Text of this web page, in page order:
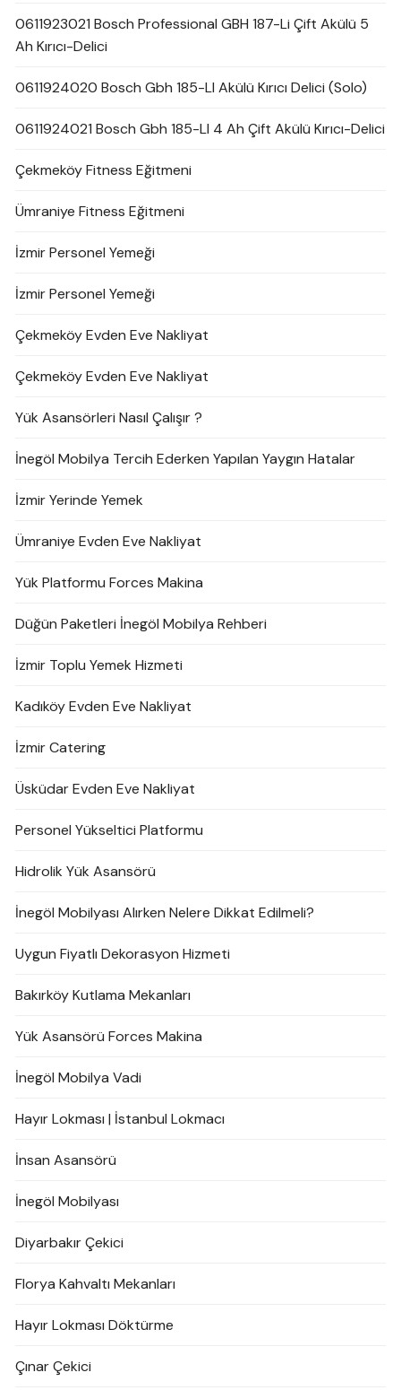
0611923021 Bosch Professional GBH 187-Li Çift Akülü 5
Ah Kırıcı-Delici
0611924020 Bosch Gbh 185-LI Akülü Kırıcı Delici (Solo)
0611924021 Bosch Gbh 185-LI 4 Ah Çift Akülü Kırıcı-Delici
Çekmeköy Fitness Eğitmeni
Ümraniye Fitness Eğitmeni
İzmir Personel Yemeği
İzmir Personel Yemeği
Çekmeköy Evden Eve Nakliyat
Çekmeköy Evden Eve Nakliyat
Yük Asansörleri Nasıl Çalışır ?
İnegöl Mobilya Tercih Ederken Yapılan Yaygın Hatalar
İzmir Yerinde Yemek
Ümraniye Evden Eve Nakliyat
Yük Platformu Forces Makina
Düğün Paketleri İnegöl Mobilya Rehberi
İzmir Toplu Yemek Hizmeti
Kadıköy Evden Eve Nakliyat
İzmir Catering
Üsküdar Evden Eve Nakliyat
Personel Yükseltici Platformu
Hidrolik Yük Asansörü
İnegöl Mobilyası Alırken Nelere Dikkat Edilmeli?
Uygun Fiyatlı Dekorasyon Hizmeti
Bakırköy Kutlama Mekanları
Yük Asansörü Forces Makina
İnegöl Mobilya Vadi
Hayır Lokması | İstanbul Lokmacı
İnsan Asansörü
İnegöl Mobilyası
Diyarbakır Çekici
Florya Kahvaltı Mekanları
Hayır Lokması Döktürme
Çınar Çekici